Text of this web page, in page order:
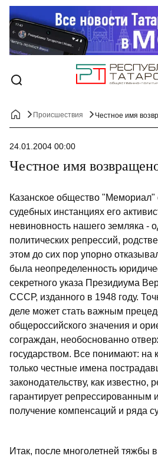
Происшествия Честное имя
24.01.2004 00:00
Честное имя
Казанское общество "Мемориал"
судебных инстанциях его
невиновность нашего земляка -
политических репрессий,
этом до сих пор упорно
была неопределенность
секретного указа Президиума
СССР, изданного в 1948 году.
деле может стать важным
общероссийского значения и
сограждан, необоснованно
государством. Все понимают: на
только честные имена
законодательству, как известно,
гарантирует репрессированным
получение компенсаций и ряда
Итак, после многолетней тяжбы